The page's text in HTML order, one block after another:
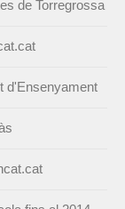
de Torregrossa
d'Ensenyament